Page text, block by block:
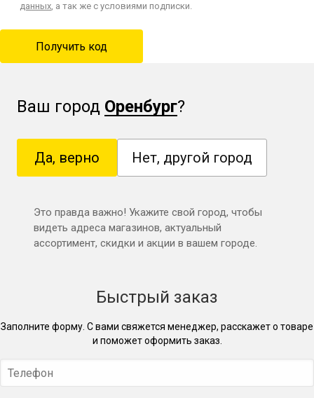
данных, а так же с условиями подписки.
Ваш город Оренбург?
Да, верно Нет, другой город
Это правда важно! Укажите свой город, чтобы
видеть адреса магазинов, актуальный
ассортимент, скидки и акции в вашем городе.
Быстрый заказ
Заполните форму. С вами свяжется менеджер, расскажет о товаре
и поможет оформить заказ.